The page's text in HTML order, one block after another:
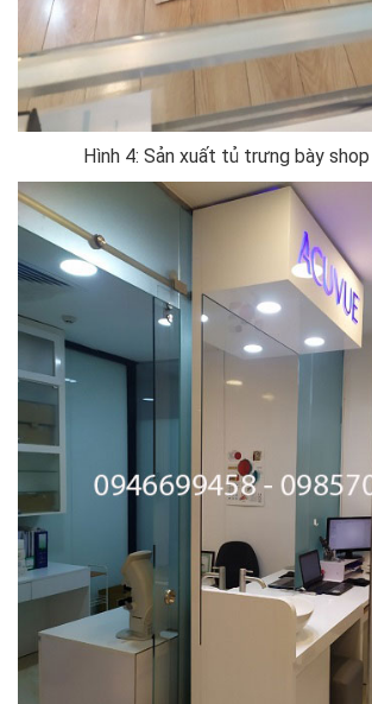
Hình 4: Sản xuất tủ trưng bày